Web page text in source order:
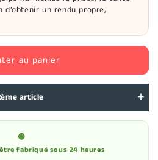
un rendu propre,
au panier
article +
🟢
fabriqué sous 24 heures